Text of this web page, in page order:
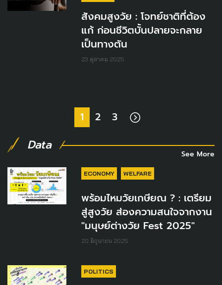
สังคมสูงวัย : โจทย์ชาติที่ต้อง
แก้ ก่อนชีวิตบั้นปลายจะกลาย
เป็นทางตัน
23 ตุลาคม 2025
1 2 3
Data
See More
ECONOMY WELFARE
พร้อมไหมวัยเกษียณ ? : เตรียม
สู่สูงวัย ส่องความสนใจจากงาน
"มนุษย์ต่างวัย Fest 2025"
20 มิถุนายน 2025
POLITICS